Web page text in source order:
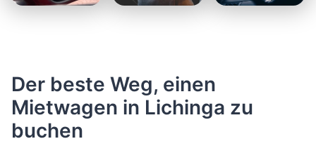
Der beste Weg, einen
Mietwagen in Lichinga zu
buchen